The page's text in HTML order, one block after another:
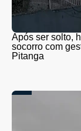
Após ser solto,
socorro com
Pitanga